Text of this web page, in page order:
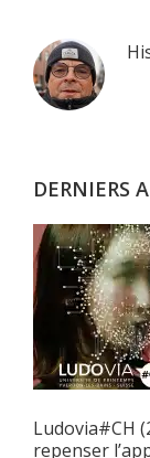
Barre
latérale
DERNIERS
Ludovia#CH
repenser